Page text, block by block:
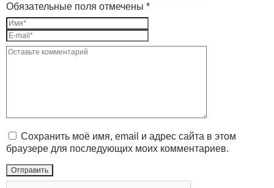
Обязательные поля отмечены *
Сохранить моё имя, email и адрес сайта в этом
браузере для последующих моих комментариев.